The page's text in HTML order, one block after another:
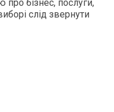
про бізнес, послуги,
слід звернути